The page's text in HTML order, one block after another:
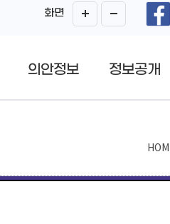
화면
의안정보 정보공개